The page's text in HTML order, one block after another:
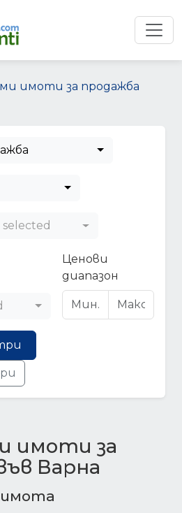
имоти за продажба
Ценови
диапазон
имоти за
Варна
имота